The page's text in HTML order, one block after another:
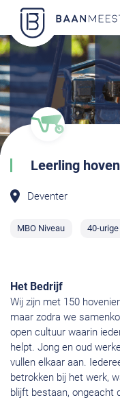
Leerling
Deventer
MBO Niveau 40-
Het Bedrijf
Wij zijn met 150
maar zodra we
open cultuur waarin
helpt. Jong en oud
vullen elkaar aan.
betrokken bij het werk,
blijft bestaan, ongeacht